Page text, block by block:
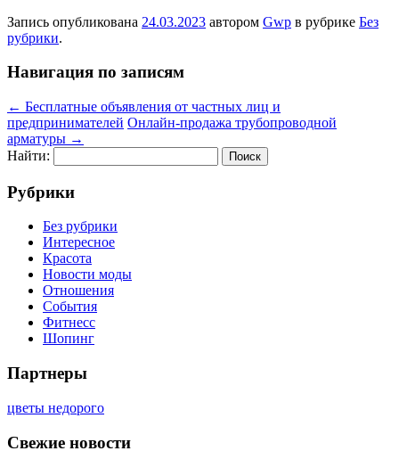
Запись опубликована 24.03.2023 автором Gwp в рубрике Без
рубрики.
Навигация по записям
← Бесплатные объявления от частных лиц и
предпринимателей Онлайн-продажа трубопроводной
арматуры →
Найти:
Рубрики
Без рубрики
Интересное
Красота
Новости моды
Отношения
События
Фитнесс
Шопинг
Партнеры
цветы недорого
Свежие новости